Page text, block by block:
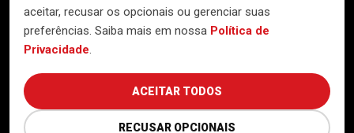
aceitar, recusar os opcionais ou gerenciar suas
preferências. Saiba mais em nossa Política de
Privacidade.
ACEITAR TODOS
RECUSAR OPCIONAIS
Desenvolvido peloNúcleo de
Tecnologia do MTST